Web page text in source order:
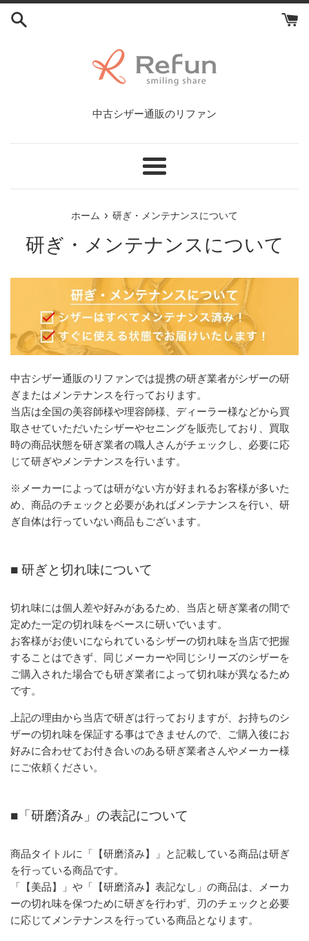
コ
中古シザー通販のリファン
メ
ー
ホーム › 研ぎ・メンテナンスについて
研ぎ・メンテナンスについて
中古シザー通販のリファンでは提携の研ぎ業者がシザーの研
ぎまたはメンテナンスを行っております。
当店は全国の美容師様や理容師様、ディーラー様などから買
取させていただいたシザーやセニングを販売しており、買取
時の商品状態を研ぎ業者の職人さんがチェックし、必要に応
じて研ぎやメンテナンスを行います。
※メーカーによっては研がない方が好まれるお客様が多いた
め、商品のチェックと必要があればメンテナンスを行い、研
ぎ自体は行っていない商品もございます。
■ 研ぎと切れ味について
切れ味には個人差や好みがあるため、当店と研ぎ業者の間で
定めた一定の切れ味をベースに研いでいます。
お客様がお使いになられているシザーの切れ味を当店で把握
することはできず、同じメーカーや同じシリーズのシザーを
ご購入された場合でも研ぎ業者によって切れ味が異なるため
です。
上記の理由から当店で研ぎは行っておりますが、お持ちのシ
ザーの切れ味を保証する事はできませんので、ご購入後にお
好みに合わせてお付き合いのある研ぎ業者さんやメーカー様
にご依頼ください。
■「研磨済み」の表記について
商品タイトルに「【研磨済み】」と記載している商品は研ぎ
を行っている商品です。
「【美品】」や「【研磨済み】表記なし」の商品は、メーカ
ーの切れ味を保つために研ぎを行わず、刃のチェックと必要
に応じてメンテナンスを行っている商品となります。